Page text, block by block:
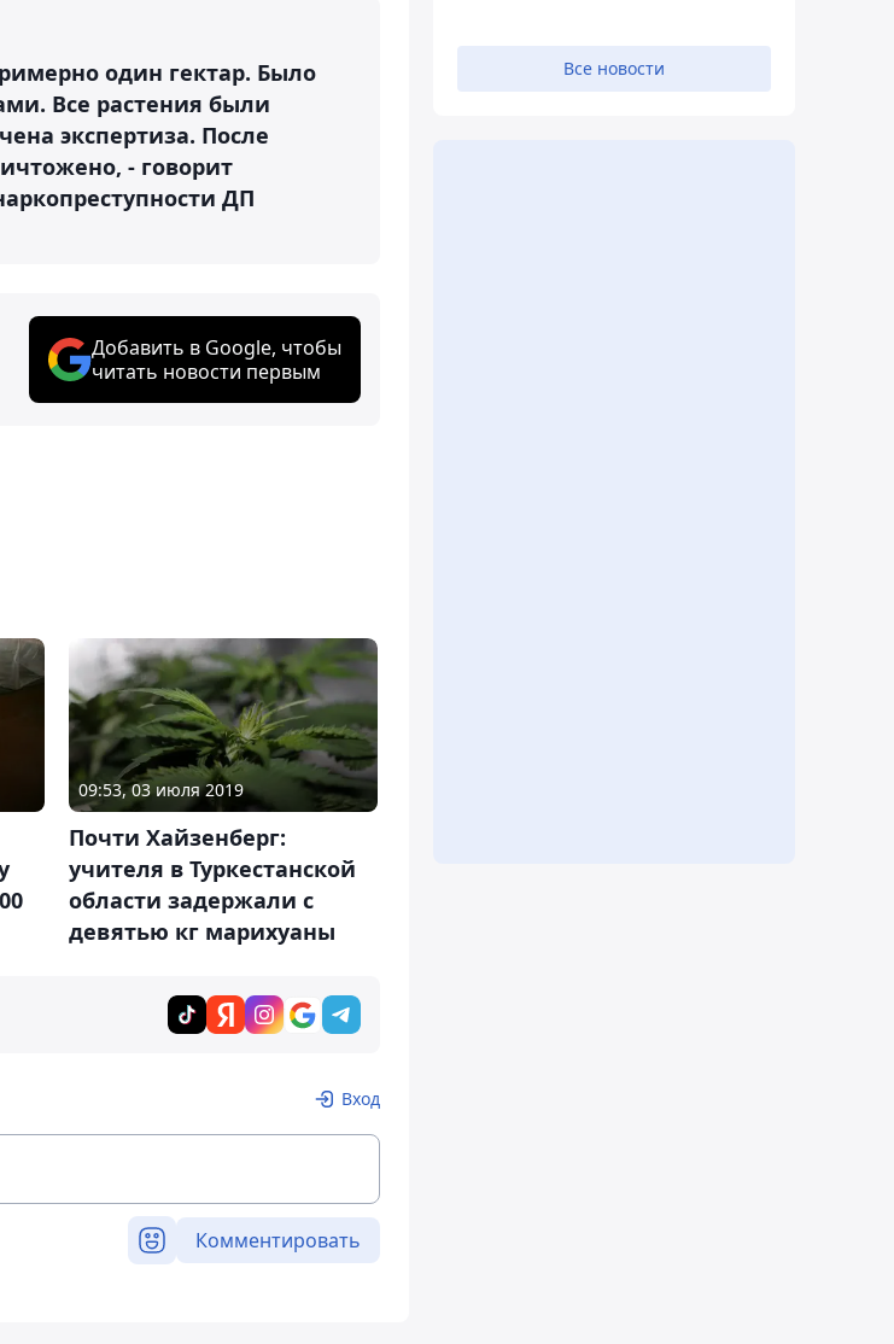
один гектар. Было
Все растения были
экспертиза. После
- говорит
ДП
Добавить в Google, чтобы
читать новости первым
09:53, 03 июля 2019
Почти Хайзенберг:
учителя в Туркестанской
области задержали с
девятью кг марихуаны
Вход
Комментировать
Все новости